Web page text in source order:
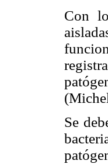
Con
Se